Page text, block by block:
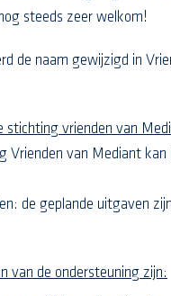
steeds zeer welkom!
de naam gewijzigd in
stichting vrienden van
Vrienden van Mediant
de geplande uitgaven
van de ondersteuning zijn: